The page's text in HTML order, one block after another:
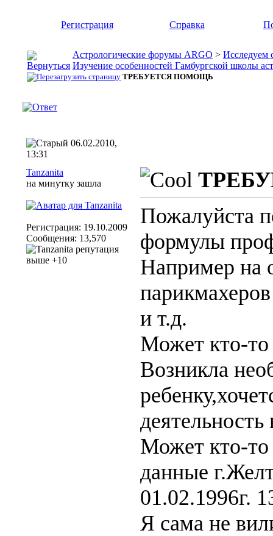
Регистрация Справка
Астрологические форумы ARGO > Исследуем
Изучение особенностей Гамбургской школы
ТРЕБУЕТСЯ ПОМОЩЬ
06.02.2010,
13:31
Tanzanita
на минутку зашла
Регистрация: 19.10.2009
Сообщения: 13,570
Пожалуйста
формулы
Например на
и т.д.
Может кто-то
Возникла
Может кто-то
данные
01.02.1996г.
Я сама не